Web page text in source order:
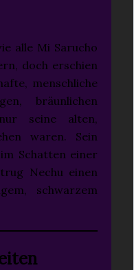
alle Mi Sarucho
doch erschien
menschliche
bräunlichen
seine alten,
waren. Sein
Schatten einer
Nechu einen
schwarzem